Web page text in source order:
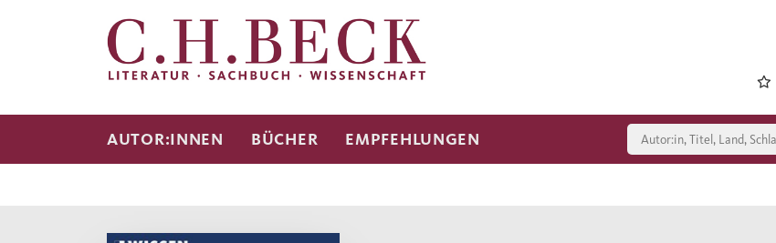
AUTOR:INNEN BÜCHER EMPFEHLUNGEN